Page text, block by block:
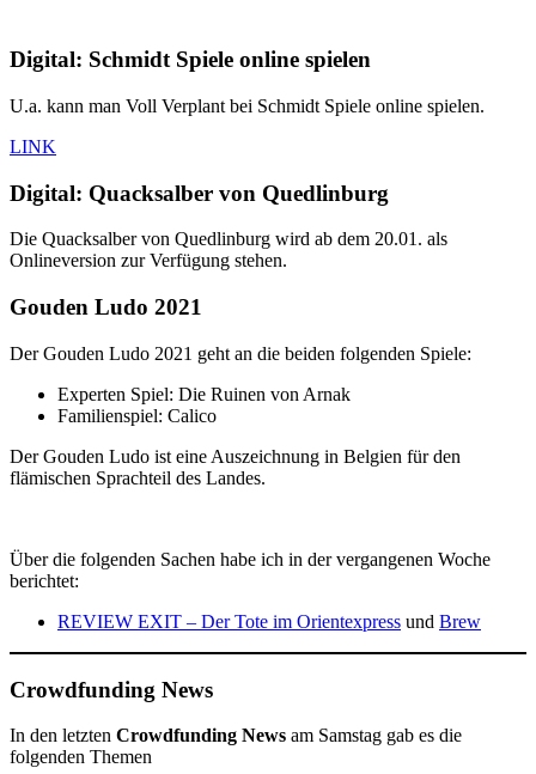
Digital: Schmidt Spiele online spielen
U.a. kann man Voll Verplant bei Schmidt Spiele online spielen.
LINK
Digital: Quacksalber von Quedlinburg
Die Quacksalber von Quedlinburg wird ab dem 20.01. als
Onlineversion zur Verfügung stehen.
Gouden Ludo 2021
Der Gouden Ludo 2021 geht an die beiden folgenden Spiele:
Experten Spiel: Die Ruinen von Arnak
Familienspiel: Calico
Der Gouden Ludo ist eine Auszeichnung in Belgien für den
flämischen Sprachteil des Landes.
Über die folgenden Sachen habe ich in der vergangenen Woche
berichtet:
REVIEW EXIT – Der Tote im Orientexpress und Brew
Crowdfunding News
In den letzten Crowdfunding News am Samstag gab es die
folgenden Themen